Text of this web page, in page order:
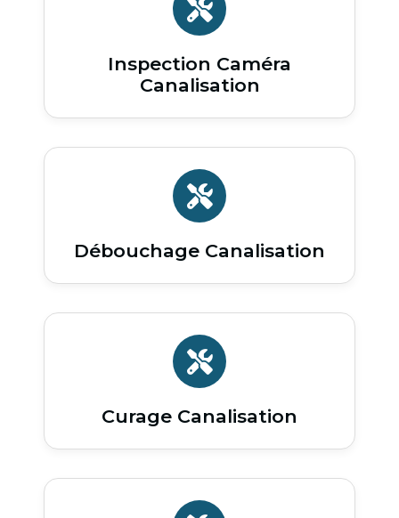
Inspection Caméra
Canalisation
Débouchage Canalisation
Curage Canalisation